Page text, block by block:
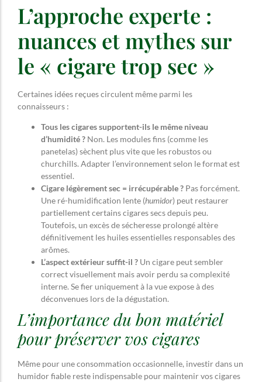
L’approche experte :
nuances et mythes sur
le « cigare trop sec »
Certaines idées reçues circulent même parmi les
connaisseurs :
Tous les cigares supportent-ils le même niveau
d’humidité ? Non. Les modules fins (comme les
panetelas) sèchent plus vite que les robustos ou
churchills. Adapter l’environnement selon le format est
essentiel.
Cigare légèrement sec = irrécupérable ? Pas forcément.
Une ré-humidification lente (humidor) peut restaurer
partiellement certains cigares secs depuis peu.
Toutefois, un excès de sécheresse prolongé altère
définitivement les huiles essentielles responsables des
arômes.
L’aspect extérieur suffit-il ? Un cigare peut sembler
correct visuellement mais avoir perdu sa complexité
interne. Se fier uniquement à la vue expose à des
déconvenues lors de la dégustation.
L’importance du bon matériel
pour préserver vos cigares
Même pour une consommation occasionnelle, investir dans un
humidor fiable reste indispensable pour maintenir vos cigares